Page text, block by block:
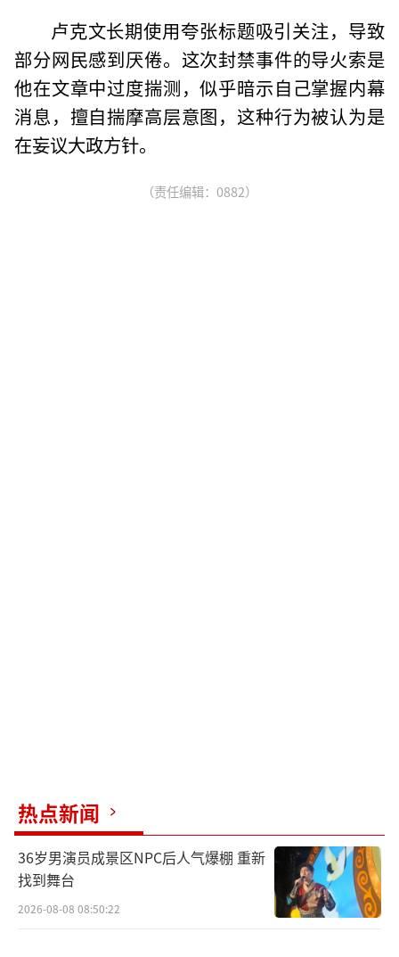
卢克文长期使用夸张标题吸引关注，导致
部分网民感到厌倦。这次封禁事件的导火索是
他在文章中过度揣测，似乎暗示自己掌握内幕
消息，擅自揣摩高层意图，这种行为被认为是
在妄议大政方针。
（责任编辑：0882）
热点新闻
36岁男演员成景区NPC后人气爆棚 重新
找到舞台
2026-08-08 08:50:22